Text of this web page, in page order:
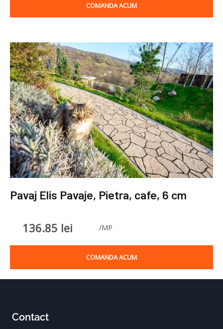
COMANDA ACUM
Pavaj Elis Pavaje, Pietra, cafe, 6 cm
136.85 lei /MP
COMANDA ACUM
Contact